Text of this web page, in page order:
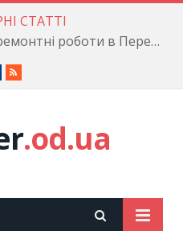
СТАТТІ
Енергетики завершили ремонтні роботи в Пересипському районі
Facebook
RSS
.od.ua